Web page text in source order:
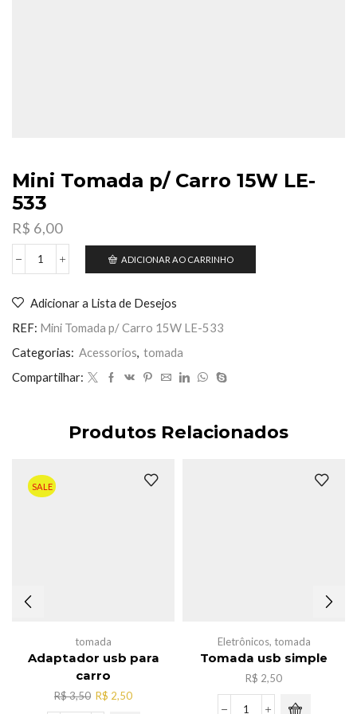
Mini Tomada p/ Carro 15W LE-
533
R$ 6,00
Mini
Carro
15W
533
ADICIONAR AO CARRINHO
Adicionar a Lista de Desejos
REF: Mini Tomada p/ Carro 15W LE-533
Categorias: Acessorios, tomada
Compartilhar:
Produtos Relacionados
SALE
tomada
Adaptador usb para
carro
R$3,50 O
preço
R$ 2,50O
Eletrônicos, tomada
Tomada usb simple
R$ 2,50